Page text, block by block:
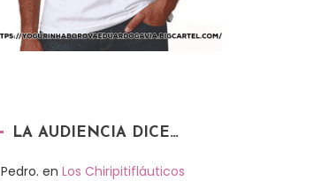
LA AUDIENCIA DICE…
Pedro. en Los Chiripitifláuticos